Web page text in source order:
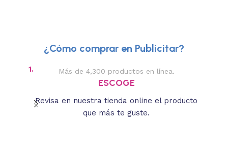
¿Cómo comprar en Publicitar?
1. Más de 4,300 productos en línea.
ESCOGE
Revisa en nuestra tienda online el producto
que más te guste.